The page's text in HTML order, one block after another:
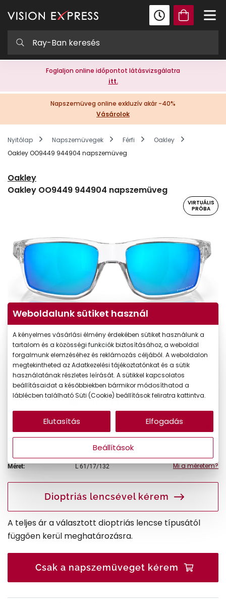
Foglaljon online időpontot látásvizsgálatra
itt.
Napszemüveg online exkluzív akár -40%
Vásárolok
Nyitólap Napszemüvegek Férfi
Oakley
Oakley OO9449 944904 napszemüveg
Oakley
Oakley OO9449 944904 napszemüveg
VIRTUÁLIS
PRÓBA
Ár: 57.190 Ft
48.612 Ft
Online megvásárolható
Méret: L61/17/132 Mi a méretem?
Dioptriás lencsével kérem
A teljes ár a választott dioptriás lencse típusától
függően kerül meghatározásra.
Csak a napszemüveget kérem
Weboldalunk sütiket használ
A kényelmes vásárlási élmény érdekében sütiket használunk a
tartalom és a közösségi funkciók biztosításához, a weboldal
forgalmunk elemzéséhez és reklámozás céljából. A weboldalon
megtekintheted az Adatkezelési tájékoztatónkat és a sütik
használatának részletes leírását. A sütikkel kapcsolatos
beállításaidat a későbbiekben bármikor módosíthatod a
láblécben található Süti (Cookie) beállítások feliratra kattintva.
Beállítások
Elutasítás Elfogadás